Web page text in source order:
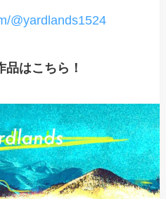
@yardlands1524
品はこちら！